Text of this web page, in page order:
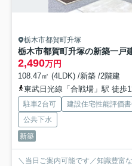
栃木市都賀町升塚
栃木市都賀町升塚の新築一戸
2,490万円
108.47㎡ (4LDK) /新築 /2階建
東武日光線「合戦場」駅 徒歩
駐車2台可 建設住宅性能評価
公共下水
新築
＼当日ご案内可能です／知識豊富